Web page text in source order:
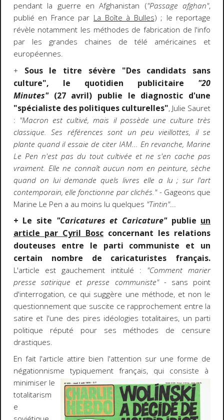
pendant la guerre en Afghanistan ("Passage afghan",
publié en France par La Boîte à Bulles) ; le reportage
révèle notamment les méthodes de fabrication de l'info
par les grandes chaines de télé américaines et
européennes.
+ Sous le titre sévère "Des candidats sans
culture", le quotidien publicitaire "20
Minutes"(27 avril) publie le diagnostic d'une
"spécialiste des politiques culturelles", Julie Sauret
: "Macron est cultivé, mais il possède une culture très
classique. Ses références sont un peu vieillottes, il se
plante quand il essaie de citer IAM... En revanche, Marine
Le Pen n'est pas du tout cultivée et ne s'en cache pas
vraiment. Elle ne connaît aucun nom en peinture, sèche
quand on lui demande quels livres elle a lu ; sur l'art
contemporain, elle fonctionne par clichés." - Gageons que
Marine Le Pen a au moins lu quelques "Tintin"...
+ Le site "Caricatures et Caricature"publie un
article par Cyril Bosc concernant les relations
douteuses entre le parti communiste et un
certain nombre de caricaturistes français.
L'article est gauchement intitulé : "Comment marier
presse satirique et presse communiste" - sans point
d'interrogation, ce qui suggère une méthode, et non le
questionnement que suscite ce rapprochement entre la
satire et l'une des pires idéologies totalitaires, un parti
politique réputé pour ses méthodes de censure
drastiques.
En fait l'article attire bien l'attention sur une forme de
négationnisme typiquement français, qui consiste à
minimiser le
totalitarism
e